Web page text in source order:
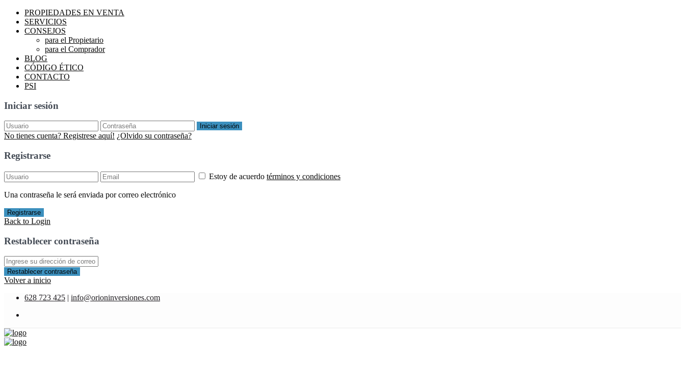
PROPIEDADES EN VENTA
SERVICIOS
CONSEJOS
para el Propietario
para el Comprador
BLOG
CÓDIGO ÉTICO
CONTACTO
PSI
Iniciar sesión
Iniciar sesión
No tienes cuenta? Registrese aquí! ¿Olvido su contraseña?
Registrarse
Estoy de acuerdo términos y condiciones
Una contraseña le será enviada por correo electrónico
Registrarse
Back to Login
Restablecer contraseña
Restablecer contraseña
Volver a inicio
628 723 425 | info@orioninversiones.com